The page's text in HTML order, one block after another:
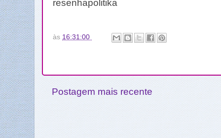
resenhapolitika
às 16:31:00
Postagem mais recente